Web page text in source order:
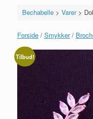
Bechabelle> Varer>
Forside / Smykker/
Tilbud!